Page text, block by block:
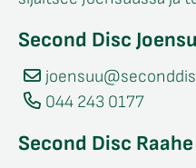
Second Disc
044 243 0177
Second Disc Raahe